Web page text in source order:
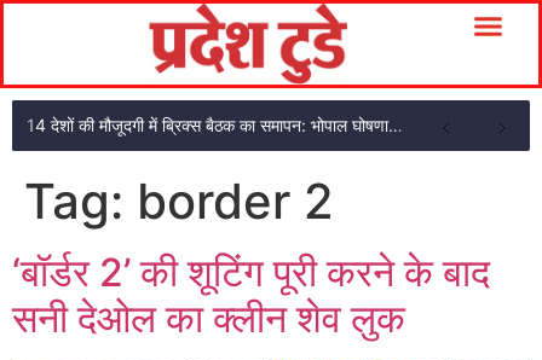
14 देशों की मौजूदगी में ब्रिक्स बैठक का समापन: भोपाल घोषणा पत्र अपनाया
Tag: border 2
‘बॉर्डर 2’ की शूटिंग पूरी करने के बाद
सनी देओल का क्लीन शेव लुक